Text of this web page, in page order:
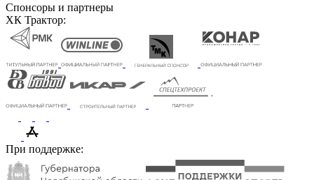
Спонсоры и партнеры
ХК Трактор:
При поддержке: